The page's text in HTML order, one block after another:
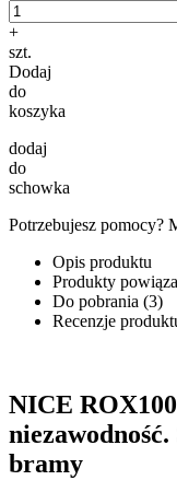
+
szt.
Dodaj
do
koszyka
dodaj
do
schowka
Potrzebujesz pomocy?
Opis produktu
Produkty
Do pobrania (3)
Recenzje
NICE
bramy